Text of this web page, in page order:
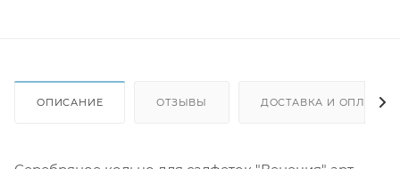
ОПИСАНИЕ ОТЗЫВЫ ДОСТАВКА И ОПЛАТА